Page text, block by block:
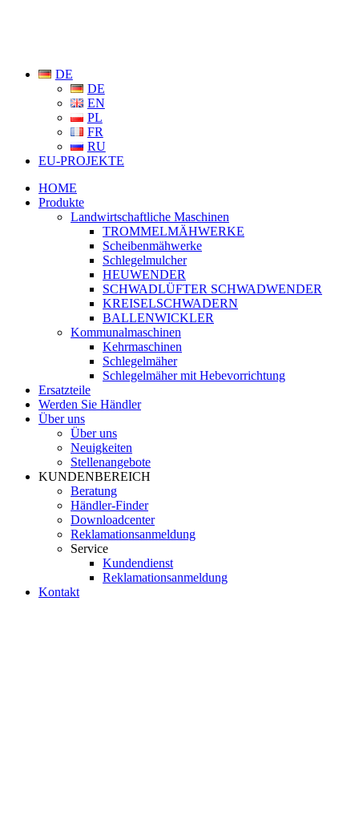
DE
DE
EN
PL
FR
RU
EU-PROJEKTE
HOME
Produkte
Landwirtschaftliche Maschinen
TROMMELMÄHWERKE
Scheibenmähwerke
Schlegelmulcher
HEUWENDER
SCHWADLÜFTER SCHWADWENDER
KREISELSCHWADERN
BALLENWICKLER
Kommunalmaschinen
Kehrmaschinen
Schlegelmäher
Schlegelmäher mit Hebevorrichtung
Ersatzteile
Werden Sie Händler
Über uns
Über uns
Neuigkeiten
Stellenangebote
KUNDENBEREICH
Beratung
Händler-Finder
Downloadcenter
Reklamationsanmeldung
Service
Kundendienst
Reklamationsanmeldung
Kontakt